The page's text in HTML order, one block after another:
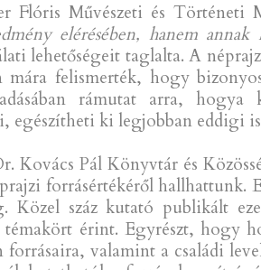
Flóris Művészeti és Történeti
elérésében, hanem
lehetőségeit taglalta. A
felismerték, hogy
rámutat arra,
egészítheti ki legjobban eddigi
Kovács Pál Könyvtár és
forrásértékéről hallhattunk.
Közel száz kutató publikált
érint. Egyrészt, hogy
valamint a családi